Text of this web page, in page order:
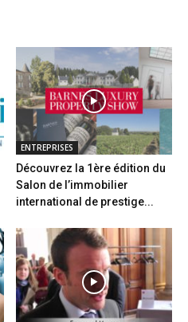
ENTREPRISES
Découvrez la 1ère édition du
Salon de l’immobilier
international de prestige...